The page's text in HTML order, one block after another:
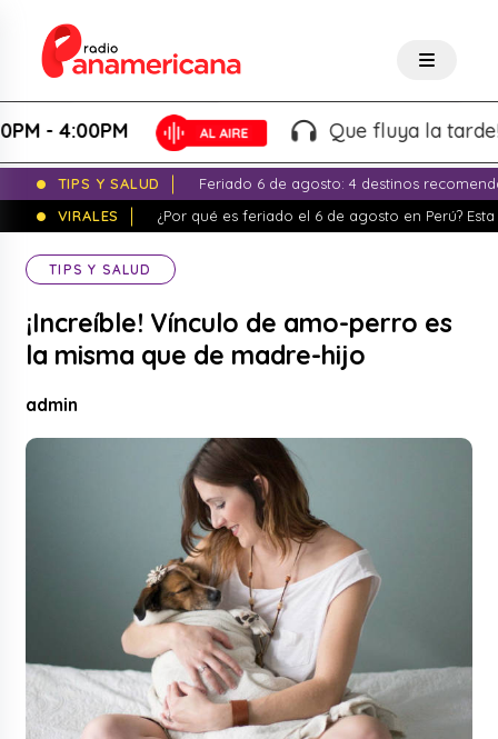
4:00PM Que fluya la tarde! -
TIPS Y SALUD
Feriado 6 de agosto: 4 destinos
VIRALES
¿Por qué es feriado el 6 de agosto en Perú?
TIPS Y SALUD
¡Increíble! Vínculo de amo-perro es
la misma que de madre-hijo
admin